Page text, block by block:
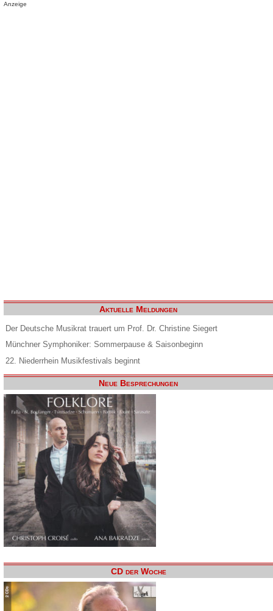
Anzeige
Aktuelle Meldungen
Der Deutsche Musikrat trauert um Prof. Dr. Christine Siegert
Münchner Symphoniker: Sommerpause & Saisonbeginn
22. Niederrhein Musikfestivals beginnt
Neue Besprechungen
CD der Woche